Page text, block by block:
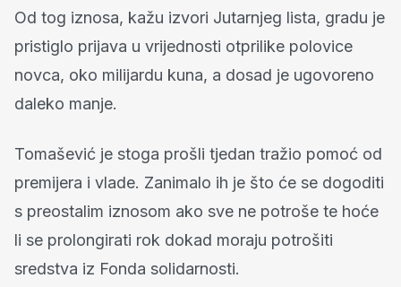
Od tog iznosa, kažu izvori Jutarnjeg lista, gradu je
pristiglo prijava u vrijednosti otprilike polovice
novca, oko milijardu kuna, a dosad je ugovoreno
daleko manje.
Tomašević je stoga prošli tjedan tražio pomoć od
premijera i vlade. Zanimalo ih je što će se dogoditi
s preostalim iznosom ako sve ne potroše te hoće
li se prolongirati rok dokad moraju potrošiti
sredstva iz Fonda solidarnosti.